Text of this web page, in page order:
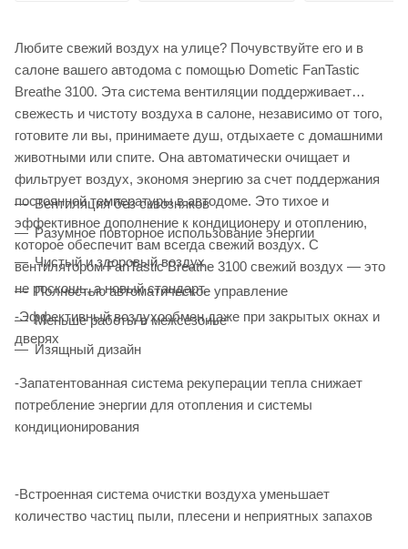
Любите свежий воздух на улице? Почувствуйте его и в
салоне вашего автодома с помощью Dometic FanTastic
Breathe 3100. Эта система вентиляции поддерживает
свежесть и чистоту воздуха в салоне, независимо от того,
готовите ли вы, принимаете душ, отдыхаете с домашними
животными или спите. Она автоматически очищает и
фильтрует воздух, экономя энергию за счет поддержания
постоянной температуры в автодоме. Это тихое и
эффективное дополнение к кондиционеру и отоплению,
которое обеспечит вам всегда свежий воздух. С
вентилятором FanTastic Breathe 3100 свежий воздух — это
не роскошь, а новый стандарт.
Вентиляция без сквозняков
Разумное повторное использование энергии
Чистый и здоровый воздух
Полностью автоматическое управление
Меньше работы в межсезонье
Изящный дизайн
-Эффективный воздухообмен даже при закрытых окнах и
дверях
-Запатентованная система рекуперации тепла снижает
потребление энергии для отопления и системы
кондиционирования
-Встроенная система очистки воздуха уменьшает
количество частиц пыли, плесени и неприятных запахов